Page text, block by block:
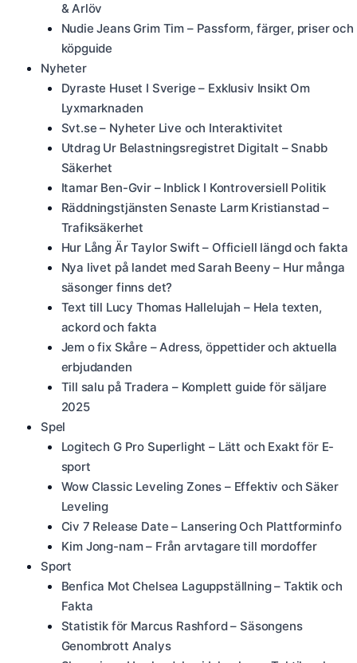
& Arlöv
Nudie Jeans Grim Tim – Passform, färger, priser och
köpguide
Nyheter
Dyraste Huset I Sverige – Exklusiv Insikt Om
Lyxmarknaden
Svt.se – Nyheter Live och Interaktivitet
Utdrag Ur Belastningsregistret Digitalt – Snabb
Säkerhet
Itamar Ben-Gvir – Inblick I Kontroversiell Politik
Räddningstjänsten Senaste Larm Kristianstad –
Trafiksäkerhet
Hur Lång Är Taylor Swift – Officiell längd och fakta
Nya livet på landet med Sarah Beeny – Hur många
säsonger finns det?
Text till Lucy Thomas Hallelujah – Hela texten,
ackord och fakta
Jem o fix Skåre – Adress, öppettider och aktuella
erbjudanden
Till salu på Tradera – Komplett guide för säljare
2025
Spel
Logitech G Pro Superlight – Lätt och Exakt för E-
sport
Wow Classic Leveling Zones – Effektiv och Säker
Leveling
Civ 7 Release Date – Lansering Och Plattforminfo
Kim Jong-nam – Från arvtagare till mordoffer
Sport
Benfica Mot Chelsea Laguppställning – Taktik och
Fakta
Statistik för Marcus Rashford – Säsongens
Genombrott Analys